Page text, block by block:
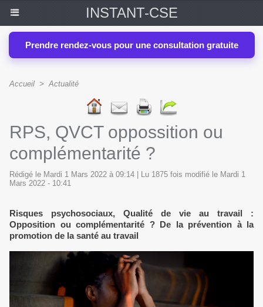
INSTANT-CSE
Prendre rendez-vous pour une consultation gratuite
Accueil > Actualité
RPS, QVCT oppossition ou
complémentarité ?
Rédigé le Mardi 1 Mars 2022 à 09:14 | Lu 1875 fois modifié le Mardi 1
Mars 2022 - 10:41
Risques psychosociaux, Qualité de vie au travail :
Opposition ou complémentarité ? De la prévention à la
promotion de la santé au travail